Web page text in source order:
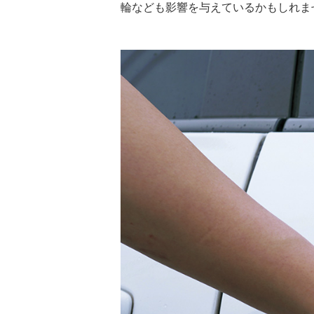
輪なども影響を与えているかもしれま